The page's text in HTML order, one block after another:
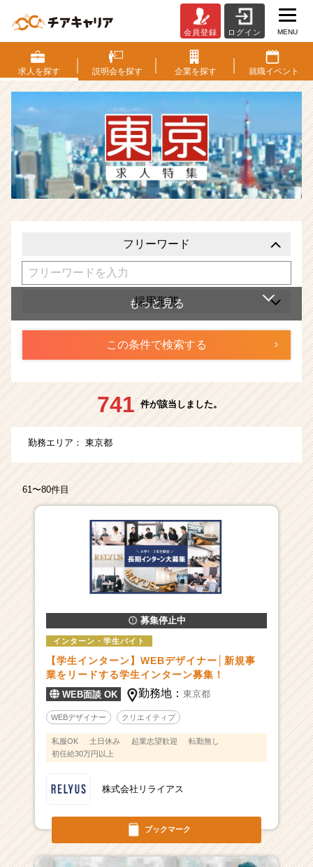
京
都
の
人
特
集
|
ベ
ン
チ
成
企
業
ス
カ
ウ
届
サ
チ
ア
キ
ャ
リ
ア
（CheerCareer）
会員登録 ログイン MENU
求人を探す 説明会を探す 企業を探す 就職イベント
フリーワード
採用形態
741 件が該当しました。
勤務エリア： 東京都
61〜80件目
ブックマーク
募集停止中
インターン・学生バイト
【学生インターン】WEBデザイナー│新規事
業をリードする学生インターン募集！
WEB面談 OK 勤務地：東京都
WEBデザイナー クリエイティブ
私服OK 土日休み 起業志望歓迎
転勤無し
初任給30万円以上
株式会社リライアス